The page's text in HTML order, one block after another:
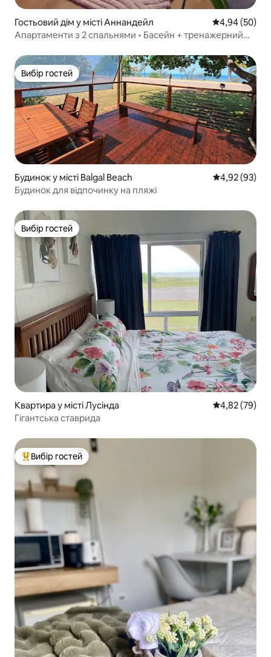
Гостьовий дім у місті Аннандейл Середня
4,94 (50)
Апартаменти з 2 спальнями • Басейн + тренажерний
Вибір гостей
Вибір гостей
Будинок у місті Balgal Beach Середня
4,92 (93)
Будинок для відпочинку на пляжі
Вибір гостей
Вибір гостей
Квартира у місті Лусінда Середня
4,82 (79)
Гігантська ставрида
Топ вибір гостей
Вибір гостей